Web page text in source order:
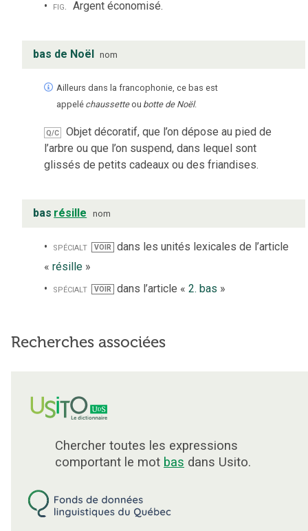
fig. Argent économisé.
bas de Noël nom
Ailleurs dans la francophonie, ce bas est
appelé chaussetteou botte de Noël.
Q/C
Objet décoratif, que l’on dépose au pied de
l’arbre ou que l’on suspend, dans lequel sont
glissés de petits cadeaux ou des friandises.
bas résille nom
spécialt VOIR dans les unités lexicales de l’article
« résille »
spécialt
VOIR dans l’article « 2. bas »
Recherches associées
Chercher toutes les expressions
comportant le mot bas dans Usito.